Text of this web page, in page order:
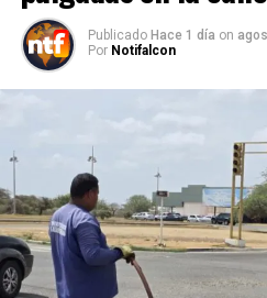
Publicado Hace 1 día on
Por Notifalcon